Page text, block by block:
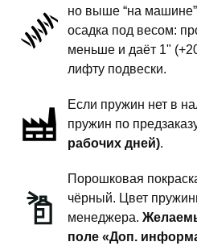
подвески
-
комфорт
"БОЧКА"
новая
конструкция,
амортизаторы
Toyota
но выше “на
осадка под весом:
меньше и даёт 1"
лифту подвески.
Если пружин нет в
пружин по
рабочих дней).
Порошковая
чёрный. Цвет
менеджера.
поле «Доп.